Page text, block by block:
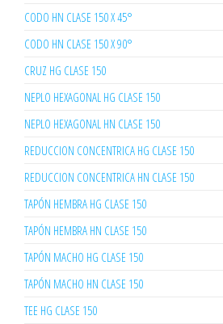
CODO HN CLASE 150 X 45°
CODO HN CLASE 150 X 90°
CRUZ HG CLASE 150
NEPLO HEXAGONAL HG CLASE 150
NEPLO HEXAGONAL HN CLASE 150
REDUCCION CONCENTRICA HG CLASE 150
REDUCCION CONCENTRICA HN CLASE 150
TAPÓN HEMBRA HG CLASE 150
TAPÓN HEMBRA HN CLASE 150
TAPÓN MACHO HG CLASE 150
TAPÓN MACHO HN CLASE 150
TEE HG CLASE 150